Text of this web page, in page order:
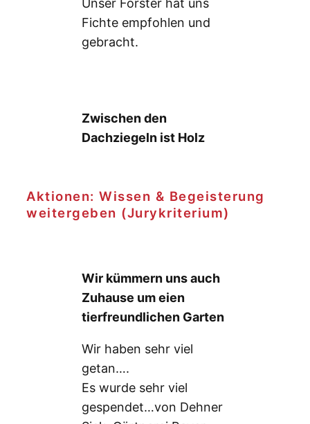
Unser Förster hat uns
Fichte empfohlen und
gebracht.
Zwischen den
Dachziegeln ist Holz
Aktionen: Wissen & Begeisterung
weitergeben (Jurykriterium)
Wir kümmern uns auch
Zuhause um eien
tierfreundlichen Garten
Wir haben sehr viel
getan….
Es wurde sehr viel
gespendet…von Dehner